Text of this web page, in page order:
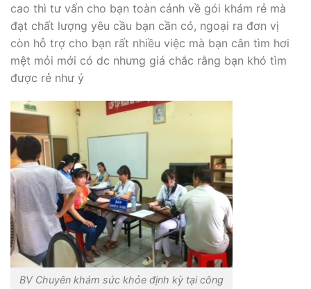
cao thì tư vấn cho bạn toàn cảnh về gói khám rẻ mà
đạt chất lượng yêu cầu bạn cần có, ngoại ra đơn vị
còn hỗ trợ cho bạn rất nhiều việc mà bạn cân tìm hơi
mệt mỏi mới có dc nhưng giá chắc rằng bạn khó tìm
được rẻ như ý
BV Chuyên khám sức khỏe định kỳ tại công